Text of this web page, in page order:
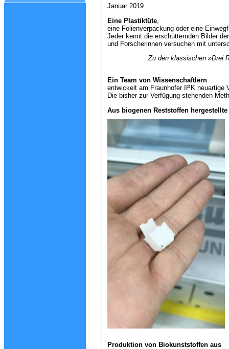
Januar 2019
Eine Plastiktüte
eine Folienverpackung oder eine
Jeder kennt die erschütternden Bilder
und Forscherinnen versuchen mit
Zu den klassischen »Drei
Ein Team von Wissenschaftlern
entwickelt am Fraunhofer IPK neuartige
Die bisher zur Verfügung stehenden
Aus biogenen Reststoffen hergestellte
Produktion von Biokunststoffen aus